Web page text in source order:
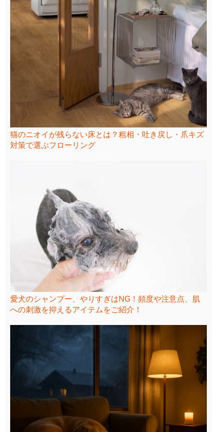
猫のニオイが残らない床とは？粗相・吐き戻し・爪キズ
対策で選ぶフローリング
愛犬のシャンプー、やりすぎはNG！頻度や注意点、肌
への刺激を抑えるアイテムをご紹介！